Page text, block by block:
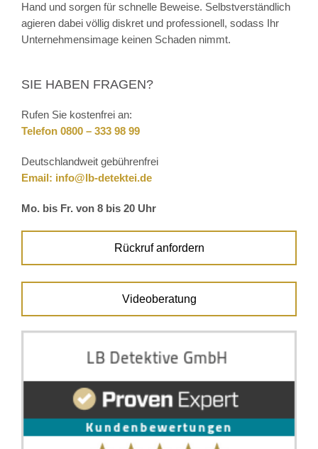
Hand und sorgen für schnelle Beweise. Selbstverständlich
agieren dabei völlig diskret und professionell, sodass Ihr
Unternehmensimage keinen Schaden nimmt.
SIE HABEN FRAGEN?
Rufen Sie kostenfrei an:
Telefon 0800 – 333 98 99
Deutschlandweit gebührenfrei
Email: info@lb-detektei.de
Mo. bis Fr. von 8 bis 20 Uhr
Rückruf anfordern
Videoberatung